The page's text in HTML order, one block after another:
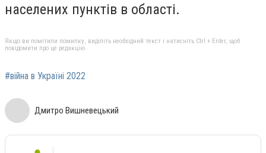
населених пунктів в області.
Якщо ви помітили помилку, виділіть необхідний текст і натисніть Ctrl + Enter, щоб
повідомити про це редакцію
#війна в Україні 2022
Дмитро Вишневецький